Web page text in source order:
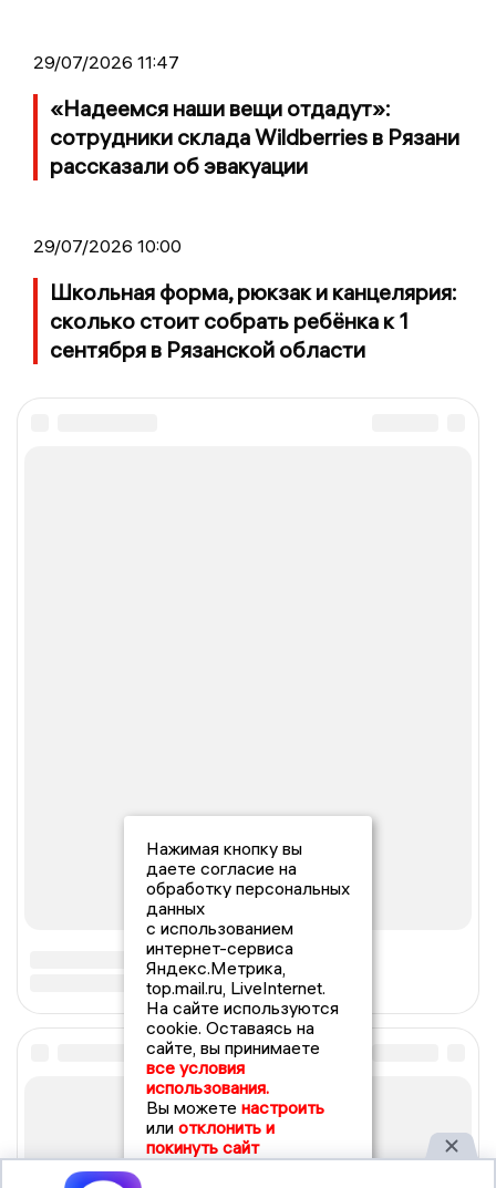
29/07/2026 11:47
«Надеемся наши вещи отдадут»:
сотрудники склада Wildberries в Рязани
рассказали об эвакуации
29/07/2026 10:00
Школьная форма, рюкзак и канцелярия:
сколько стоит собрать ребёнка к 1
сентября в Рязанской области
Нажимая кнопку вы
даете согласие на
обработку персональных
данных
с использованием
интернет-сервиса
Яндекс.Метрика,
top.mail.ru, LiveInternet.
На сайте используются
cookie. Оставаясь на
сайте, вы принимаете
все условия
использования.
Вы можете настроить
или отклонить и
покинуть сайт